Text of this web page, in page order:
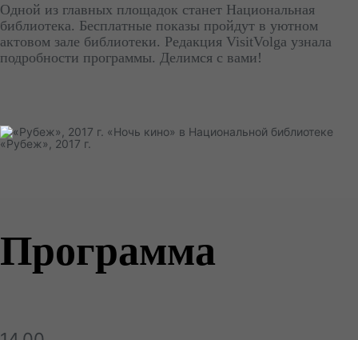
Одной из главных площадок станет Национальная
библиотека. Бесплатные показы пройдут в уютном
актовом зале библиотеки. Редакция VisitVolga узнала
подробности программы. Делимся с вами!
«Рубеж», 2017 г.
Программа